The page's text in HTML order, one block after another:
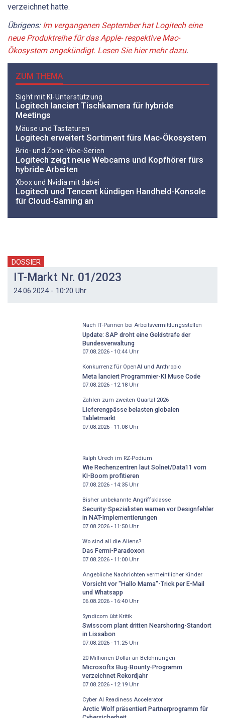
verzeichnet hatte.
Übrigens: Im vergangenen September hat Logitech eine
neue Produktreihe für das Apple- respektive Mac-
Ökosystem angekündigt. Lesen Sie hier mehr dazu.
ZUM THEMA
Sight mit KI-Unterstützung
Logitech lanciert Tischkamera für hybride
Meetings
Mäuse und Tastaturen
Logitech erweitert Sortiment fürs Mac-Ökosystem
Brio- und Zone-Vibe-Serien
Logitech zeigt neue Webcams und Kopfhörer fürs
hybride Arbeiten
Xbox und Nvidia mit dabei
Logitech und Tencent kündigen Handheld-Konsole
für Cloud-Gaming an
DOSSIER
IT-Markt Nr. 01/2023
24.06.2024 - 10:20 Uhr
Nach IT-Pannen bei Arbeitsvermittlungsstellen
Update: SAP droht eine Geldstrafe der
Bundesverwaltung
07.08.2026 - 10:44Uhr
Konkurrenz für OpenAI und Anthropic
Meta lanciert Programmier-KI Muse Code
07.08.2026 - 12:18Uhr
Zahlen zum zweiten Quartal 2026
Lieferengpässe belasten globalen
Tabletmarkt
07.08.2026 - 11:08Uhr
Ralph Urech im RZ-Podium
Wie Rechenzentren laut Solnet/Data11 vom
KI-Boom profitieren
07.08.2026 - 14:35Uhr
Bisher unbekannte Angriffsklasse
Security-Spezialisten warnen vor Designfehler
in NAT-Implementierungen
07.08.2026 - 11:50Uhr
Wo sind all die Aliens?
Das Fermi-Paradoxon
07.08.2026 - 11:00Uhr
Angebliche Nachrichten vermeintlicher Kinder
Vorsicht vor "Hallo Mama"-Trick per E-Mail
und Whatsapp
06.08.2026 - 16:40Uhr
Syndicom übt Kritik
Swisscom plant dritten Nearshoring-Standort
in Lissabon
07.08.2026 - 11:25Uhr
20 Millionen Dollar an Belohnungen
Microsofts Bug-Bounty-Programm
verzeichnet Rekordjahr
07.08.2026 - 12:19Uhr
Cyber AI Readiness Accelerator
Arctic Wolf präsentiert Partnerprogramm für